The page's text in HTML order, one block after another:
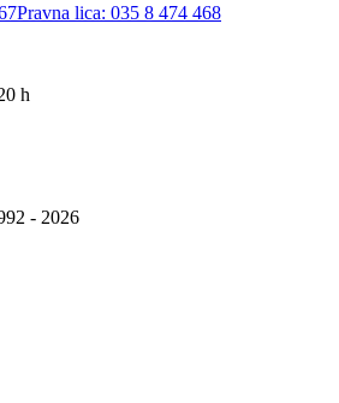
Pravna lica: 035 8 474 468
h
- 2026